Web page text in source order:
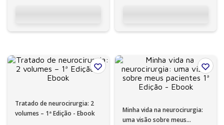
Tratado de neurocirurgia: 2
volumes – 1ª Edição - Ebook
Minha vida na neurocirurgia:
uma visão sobre meus